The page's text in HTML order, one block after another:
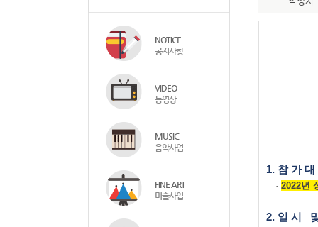
NOTICE
공지사항
VIDEO
동영상
MUSIC
음악사업
FINE ART
미술사업
1. 참 가 대
·2022년
2. 일 시